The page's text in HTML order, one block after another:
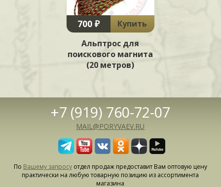
700 ₽
Купить
Альптрос для
поискового магнита
(20 метров)
+7 (919) 760-72-07
MAIL@PORYVAEV.RU
По Вашему запросуотдел продаж предоставит Вам оптовую цену
практически на любую товарную позицию из ассортимента
магазина